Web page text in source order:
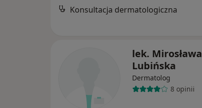
Konsultacja dermatologiczna
lek. Mirosława
Lubińska
Dermatolog
8 opinii